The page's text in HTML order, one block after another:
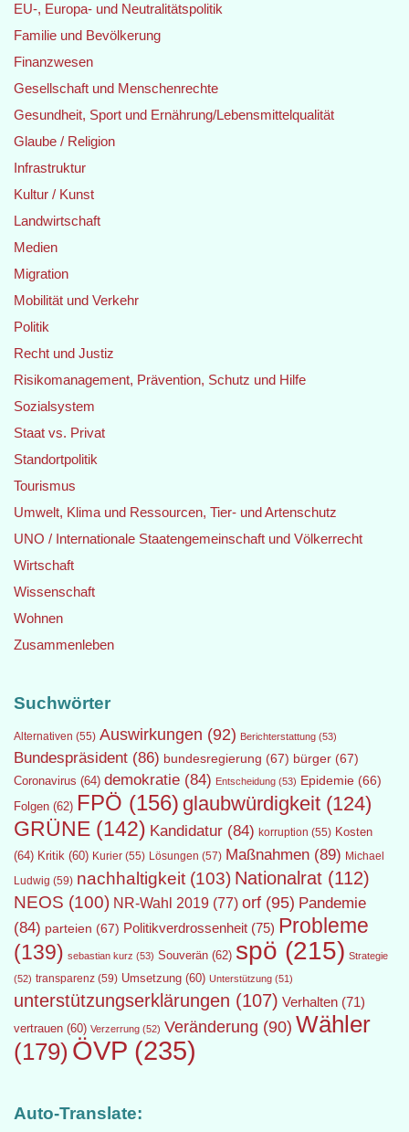
EU-, Europa- und Neutralitätspolitik
Familie und Bevölkerung
Finanzwesen
Gesellschaft und Menschenrechte
Gesundheit, Sport und Ernährung/Lebensmittelqualität
Glaube / Religion
Infrastruktur
Kultur / Kunst
Landwirtschaft
Medien
Migration
Mobilität und Verkehr
Politik
Recht und Justiz
Risikomanagement, Prävention, Schutz und Hilfe
Sozialsystem
Staat vs. Privat
Standortpolitik
Tourismus
Umwelt, Klima und Ressourcen, Tier- und Artenschutz
UNO / Internationale Staatengemeinschaft und Völkerrecht
Wirtschaft
Wissenschaft
Wohnen
Zusammenleben
Suchwörter
Alternativen (55) Auswirkungen (92) Berichterstattung (53)
Bundespräsident (86) bundesregierung (67) bürger (67)
Coronavirus (64) demokratie (84) Entscheidung (53) Epidemie (66)
Folgen (62) FPÖ (156) glaubwürdigkeit (124)
GRÜNE (142) Kandidatur (84) korruption (55) Kosten
(64) Kritik (60) Kurier (55) Lösungen (57) Maßnahmen (89) Michael
Ludwig (59) nachhaltigkeit (103) Nationalrat (112)
NEOS (100) NR-Wahl 2019 (77) orf (95) Pandemie
(84) parteien (67) Politikverdrossenheit (75) Probleme
(139) sebastian kurz (53) Souverän (62) spö (215) Strategie
(52) transparenz (59) Umsetzung (60) Unterstützung (51)
unterstützungserklärungen (107) Verhalten (71)
vertrauen (60) Verzerrung (52) Veränderung (90) Wähler
(179) ÖVP (235)
Auto-Translate: